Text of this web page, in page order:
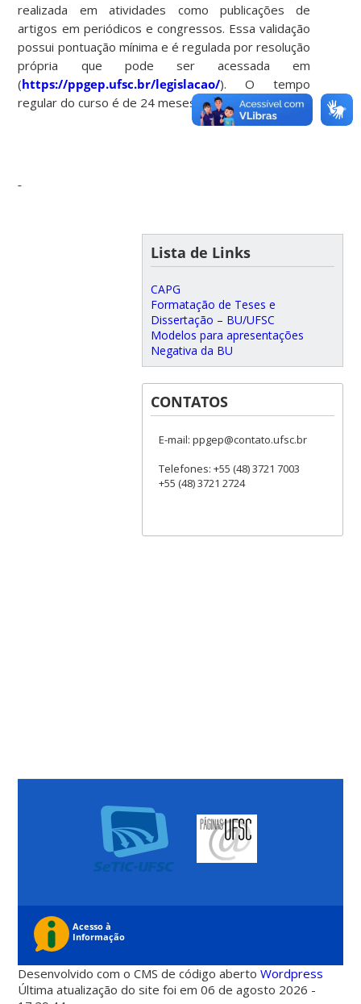
realizada em atividades como publicações de
artigos em periódicos e congressos. Essa validação
possui pontuação mínima e é regulada por resolução
própria que pode ser acessada em
(https://ppgep.ufsc.br/legislacao/). O tempo
regular do curso é de 24 meses.
Lista de Links
CAPG
Formatação de Teses e
Dissertação – BU/UFSC
Modelos para apresentações
Negativa da BU
CONTATOS
E-mail: ppgep@contato.ufsc.br
Telefones: +55 (48) 3721 7003
+55 (48) 3721 2724
Desenvolvido com o CMS de código abertoWordpress
Última atualização do site foi em 06 de agosto 2026 -